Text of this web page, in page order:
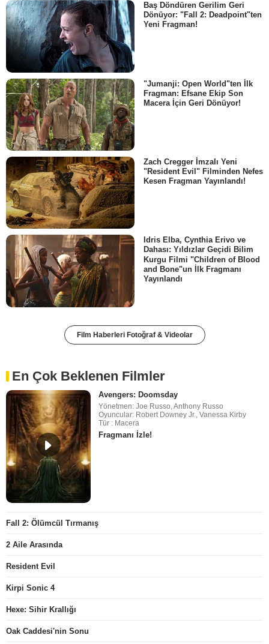
Baş Döndüren Gerilim Geri
Dönüyor: "Fall 2: Deadpoint"ten
Yeni Fragman!
"Jumanji: Open World"ten İlk
Fragman: Efsane Ekip Son
Macera İçin Geri Dönüyor!
Zach Cregger İmzalı Yeni
"Resident Evil" Filminden Nefes
Kesen Fragman Yayınlandı!
Idris Elba, Cynthia Erivo ve
Dahası: Yıldızlar Geçidi Bilim
Kurgu Filmi "Children of Blood
and Bone"un İlk Fragmanı
Yayınlandı
Film Haberleri Fotoğraf & Videolar
En Çok Beklenen Filmler
Avengers: Doomsday
Yönetmen: Joe Russo, Anthony Russo
Oyuncular: Robert Downey Jr., Vanessa Kirby
Tür : Macera
Fragmanı İzle!
Fall 2: Ölümcül Tırmanış
2 Aile Arasında
Resident Evil
Kirpi Sonic 4
Hexe: Sihir Krallığı
Oak Caddesi'nin Sonu